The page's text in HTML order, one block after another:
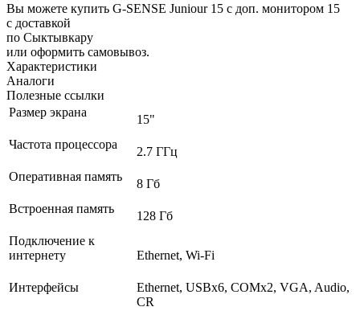
Вы можете купить G-SENSE Juniour 15 с доп. монитором 15
с доставкой
по Сыктывкару
или оформить самовывоз.
Характеристики
Аналоги
Полезные ссылки
Размер экрана
15"
Частота процессора
2.7 ГГц
Оперативная память
8 Гб
Встроенная память
128 Гб
Подключение к
интернету
Ethernet, Wi-Fi
Интерфейсы
Ethernet, USBх6, COMх2, VGA, Audio,
CR